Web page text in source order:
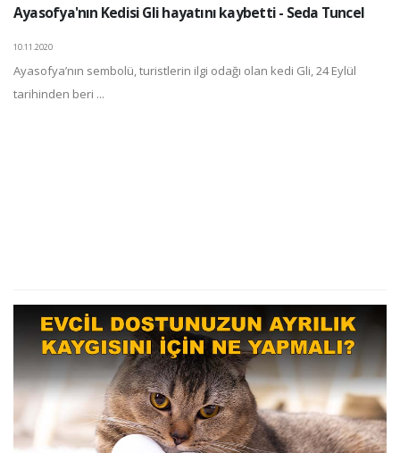
Ayasofya'nın Kedisi Gli hayatını kaybetti - Seda Tuncel
10.11.2020
Ayasofya’nın sembolü, turistlerin ilgi odağı olan kedi Gli, 24 Eylül
tarihinden beri ...